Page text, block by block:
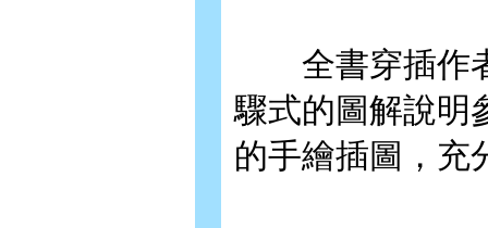
全書穿插作者
驟式的圖解說明
的手繪插圖，充